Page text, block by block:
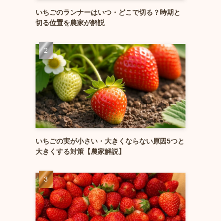
いちごのランナーはいつ・どこで切る？時期と
切る位置を農家が解説
いちごの実が小さい・大きくならない原因5つと
大きくする対策【農家解説】